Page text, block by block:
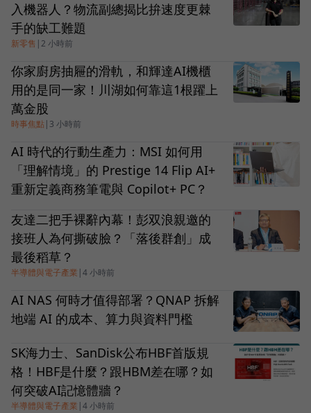
入機器人？物流副總揭比拚速度更棘
手的缺工難題
新零售 |2 小時前
你家廚房抽屜的滑軌，和輝達AI機櫃
用的是同一家！川湖如何靠這1根躍上
萬金股
時事焦點 | 3 小時前
AI 時代的行動生產力：MSI 如何用
「理解情境」的 Prestige 14 Flip AI+
重新定義商務筆電與 Copilot+ PC？
友達二把手裸辭內幕！彭双浪親邀的
接班人為何撕破臉？「落後群創」成
最後稻草？
半導體與電子產業 |4 小時前
AI NAS 何時才值得部署？QNAP 拆解
地端 AI 的成本、算力與資料門檻
SK海力士、SanDisk公布HBF首版規
格！HBF是什麼？跟HBM差在哪？如
何突破AI記憶體牆？
半導體與電子產業 |4 小時前